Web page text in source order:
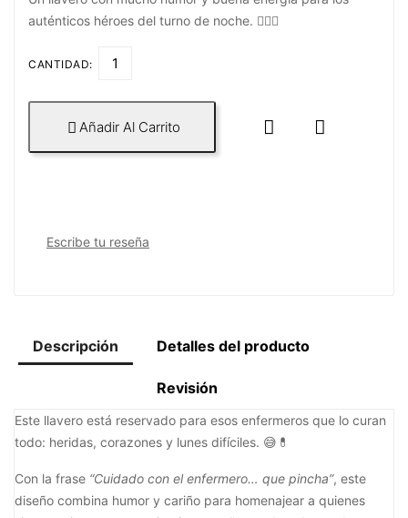
auténticos héroes del turno de noche. 👨‍⚕️✨
CANTIDAD:
 Añadir Al Carrito  
Escribe tu reseña
Descripción Detalles del producto
Revisión
Este llavero está reservado para esos enfermeros que lo curan
todo: heridas, corazones y lunes difíciles. 😅💊
Con la frase “Cuidado con el enfermero… que pincha”, este
diseño combina humor y cariño para homenajear a quienes